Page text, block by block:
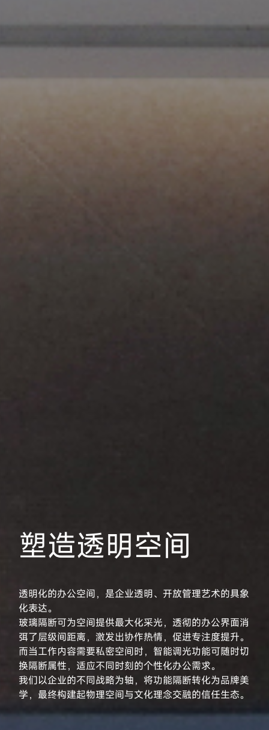
塑造透明空间
透明化的办公空间，是企业透明、开放管理艺术的具象
化表达。
玻璃隔断可为空间提供最大化采光，透彻的办公界面消
弭了层级间距离，激发出协作热情，促进专注度提升。
而当工作内容需要私密空间时，智能调光功能可随时切
换隔断属性，适应不同时刻的个性化办公需求。
我们以企业的不同战略为轴，将功能隔断转化为品牌美
学，最终构建起物理空间与文化理念交融的信任生态。